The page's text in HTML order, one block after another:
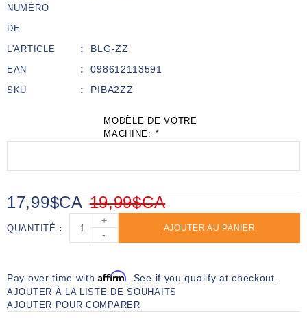
NUMÉRO
DE
L'ARTICLE
BLG-ZZ
EAN 098612113591
SKU PIBA2ZZ
MODÈLE DE VOTRE
MACHINE: *
19,99$CA
17,99$CA
QUANTITÉ
+
-
AJOUTER AU PANIER
Pay over time withAffirm . See if you qualify at checkout.
AJOUTER À LA LISTE DE SOUHAITS
AJOUTER POUR COMPARER